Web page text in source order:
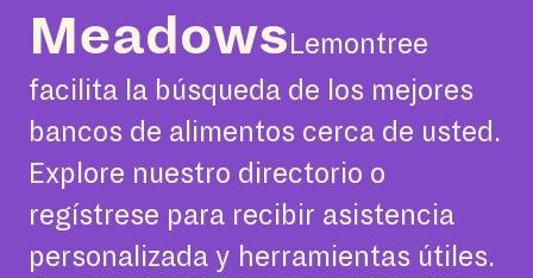
Meadows Lemontree
facilita la búsqueda de los mejores
bancos de alimentos cerca de usted.
Explore nuestro directorio o
regístrese para recibir asistencia
personalizada y herramientas útiles.